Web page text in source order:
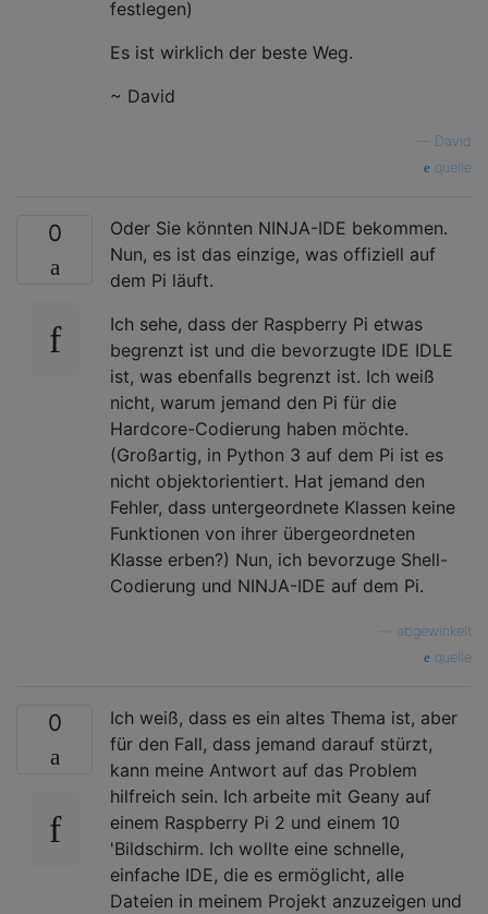
festlegen)
Es ist wirklich der beste Weg.
~ David
David
quelle
0
Oder Sie könnten NINJA-IDE bekommen.
Nun, es ist das einzige, was offiziell auf
dem Pi läuft.
Ich sehe, dass der Raspberry Pi etwas
begrenzt ist und die bevorzugte IDE IDLE
ist, was ebenfalls begrenzt ist. Ich weiß
nicht, warum jemand den Pi für die
Hardcore-Codierung haben möchte.
(Großartig, in Python 3 auf dem Pi ist es
nicht objektorientiert. Hat jemand den
Fehler, dass untergeordnete Klassen keine
Funktionen von ihrer übergeordneten
Klasse erben?) Nun, ich bevorzuge Shell-
Codierung und NINJA-IDE auf dem Pi.
abgewinkelt
quelle
0
Ich weiß, dass es ein altes Thema ist, aber
für den Fall, dass jemand darauf stürzt,
kann meine Antwort auf das Problem
hilfreich sein. Ich arbeite mit Geany auf
einem Raspberry Pi 2 und einem 10
'Bildschirm. Ich wollte eine schnelle,
einfache IDE, die es ermöglicht, alle
Dateien in meinem Projekt anzuzeigen und